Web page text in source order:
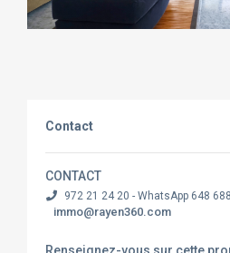
Contact
CONTACT
972 21 24 20 - WhatsApp 648
immo@rayen360.com